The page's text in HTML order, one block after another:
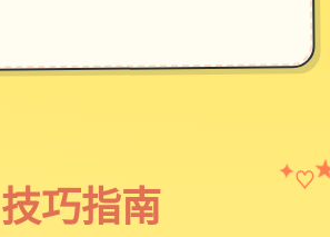
技巧指南
✦♡